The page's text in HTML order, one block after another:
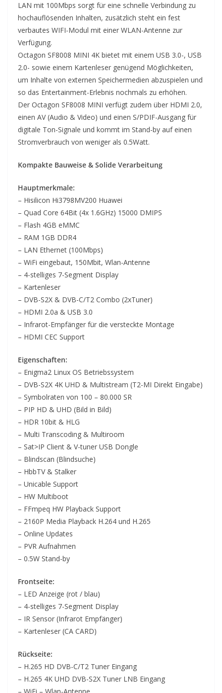
LAN mit 100Mbps sorgt für eine schnelle Verbindung zu
hochauflösenden Inhalten, zusätzlich steht ein fest
verbautes WIFI-Modul mit einer WLAN-Antenne zur
Verfügung.
Octagon SF8008 MINI 4K bietet mit einem USB 3.0-, USB
2.0- sowie einem Kartenleser genügend Möglichkeiten,
um Inhalte von externen Speichermedien abzuspielen und
so das Entertainment-Erlebnis nochmals zu erhöhen.
Der Octagon SF8008 MINI verfügt zudem über HDMI 2.0,
einen AV (Audio & Video) und einen S/PDIF-Ausgang für
digitale Ton-Signale und kommt im Stand-by auf einen
Stromverbrauch von weniger als 0.5Watt.
Kompakte Bauweise & Solide Verarbeitung
Hauptmerkmale:
– Hisilicon Hi3798MV200 Huawei
– Quad Core 64Bit (4x 1.6GHz) 15000 DMIPS
– Flash 4GB eMMC
– RAM 1GB DDR4
– LAN Ethernet (100Mbps)
– WiFi eingebaut, 150Mbit, Wlan-Antenne
– 4-stelliges 7-Segment Display
– Kartenleser
– DVB-S2X & DVB-C/T2 Combo (2xTuner)
– HDMI 2.0a & USB 3.0
– Infrarot-Empfänger für die versteckte Montage
– HDMI CEC Support
Eigenschaften:
– Enigma2 Linux OS Betriebssystem
– DVB-S2X 4K UHD & Multistream (T2-MI Direkt Eingabe)
– Symbolraten von 100 – 80.000 SR
– PIP HD & UHD (Bild in Bild)
– HDR 10bit & HLG
– Multi Transcoding & Multiroom
– Sat>IP Client & V-tuner USB Dongle
– Blindscan (Blindsuche)
– HbbTV & Stalker
– Unicable Support
– HW Multiboot
– FFmpeq HW Playback Support
– 2160P Media Playback H.264 und H.265
– Online Updates
– PVR Aufnahmen
– 0.5W Stand-by
Frontseite:
– LED Anzeige (rot / blau)
– 4-stelliges 7-Segment Display
– IR Sensor (Infrarot Empfänger)
– Kartenleser (CA CARD)
Rückseite:
– H.265 HD DVB-C/T2 Tuner Eingang
– H.265 4K UHD DVB-S2X Tuner LNB Eingang